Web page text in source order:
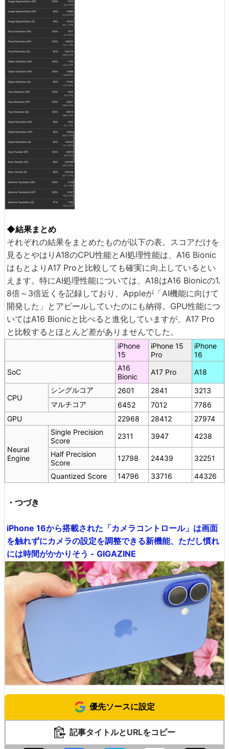
◆結果まとめ
それぞれの結果をまとめたものが以下の表。スコアだけを
見るとやはりA18のCPU性能とAI処理性能は、A16 Bionic
はもとよりA17 Proと比較しても確実に向上しているとい
えます。特にAI処理性能については、A18はA16 Bionicの1.
8倍～3倍近くを記録しており、Appleが「AI機能に向けて
開発した」とアピールしていたのにも納得。GPU性能につ
いてはA16 Bionicと比べると進化していますが、A17 Pro
と比較するとほとんど差がありませんでした。
iPhone
15
iPhone 15
Pro
iPhone
16
SoC
A16
Bionic
A17 Pro A18
CPU
シングルコア 2601 2841
3213
マルチコア
6452 7012
7786
GPU
22968 28412 27974
Neural
Engine
Single Precision
Score
2311 3947 4238
Half Precision
Score
12798 24439 32251
Quantized Score 14796 33716 44326
・つづき
iPhone 16から搭載された「カメラコントロール」は画面
を触れずにカメラの設定を調整できる新機能、ただし慣れ
には時間がかかりそう - GIGAZINE
優先ソースに設定
記事タイトルとURLをコピー